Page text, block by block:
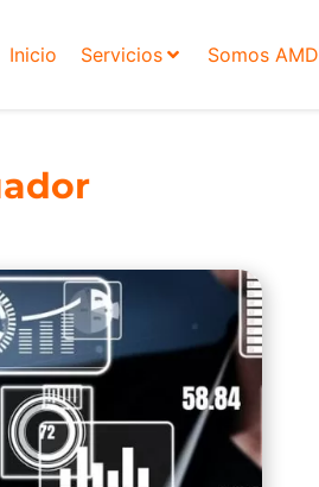
Inicio Servicios Somos AMD